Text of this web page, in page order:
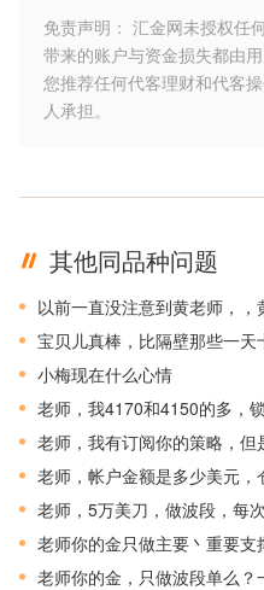
免责声明： 汇金网未授权任
带来的账户与资金损失都由
您推荐任何代客理财和代客
人承担。
其他同品种问题
以前一直没注意到黄老师，
宝贝儿真棒，比隔壁那些一
小梅现在什么心情
老师，我4170和4150的多，
老师，我有订阅你的策略，
老师，帐户金额是多少美元
老师，5万美刀，做波段，每
老师你的金只做主要丶重要
老师你的金，只做波段单么？